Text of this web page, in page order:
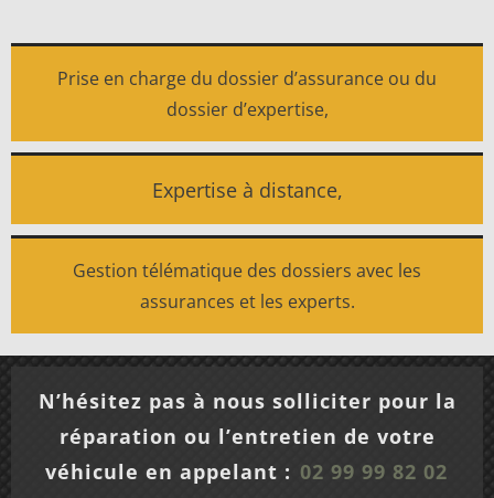
Prise en charge du dossier d’assurance ou du
dossier d’expertise,
Expertise à distance,
Gestion télématique des dossiers avec les
assurances et les experts.
N’hésitez pas à nous solliciter pour la
réparation ou l’entretien de votre
véhicule en appelant : 02 99 99 82 02